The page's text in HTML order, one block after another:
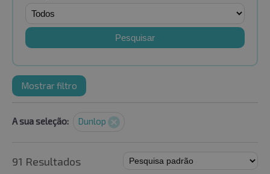
Pesquisar
Mostrar filtro
A sua seleção: Dunlop
91 Resultados